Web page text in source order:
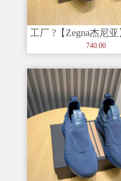
工厂 ?【Zegna杰尼
典休闲鞋，以细节和
740.00